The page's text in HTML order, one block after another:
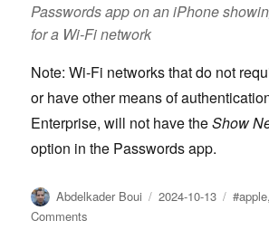
Passwords app on an iPhone
for a Wi-Fi network
Note: Wi-Fi networks that do not
or have other means of
Enterprise, will not have theShow
option in the Passwords app.
Author
Abdelkader Boui
Posted
2024-10-13 Tags
#apple
Comments